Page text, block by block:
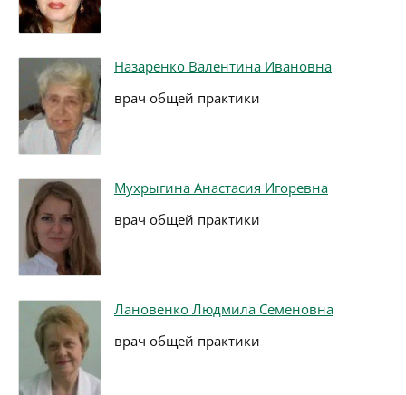
Назаренко Валентина Ивановна
врач общей практики
Мухрыгина Анастасия Игоревна
врач общей практики
Лановенко Людмила Семеновна
врач общей практики